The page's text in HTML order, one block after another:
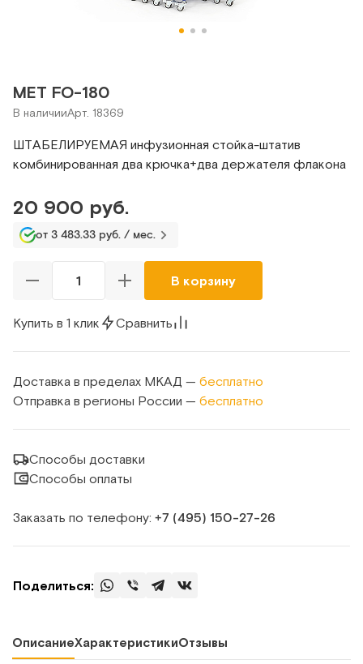
МЕТ FO-180
В наличииАрт. 18369
ШТАБЕЛИРУЕМАЯ инфузионная стойка-штатив
комбинированная два крючка+два держателя флакона
20 900 руб.
от 3 483.33 руб. / мес.
В корзину
Купить в 1 клик Сравнить
Доставка в пределах МКАД — бесплатно
Отправка в регионы России — бесплатно
Способы доставки
Способы оплаты
Заказать по телефону: +7 (495) 150‑27‑26
Поделиться:
ОписаниеХарактеристикиОтзывы